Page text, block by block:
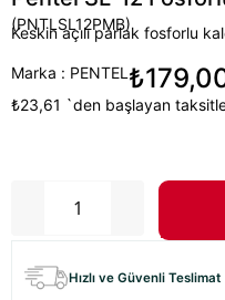
(PNTLSL12PMB)
Marka : PENTEL
₺23,61 `den başlayan
Keskin açılı parlak fosforlu
Hızlı ve Güvenli Teslimat